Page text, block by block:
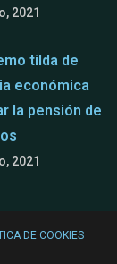
2021
tilda de
económica
la pensión de
2021
DE COOKIES